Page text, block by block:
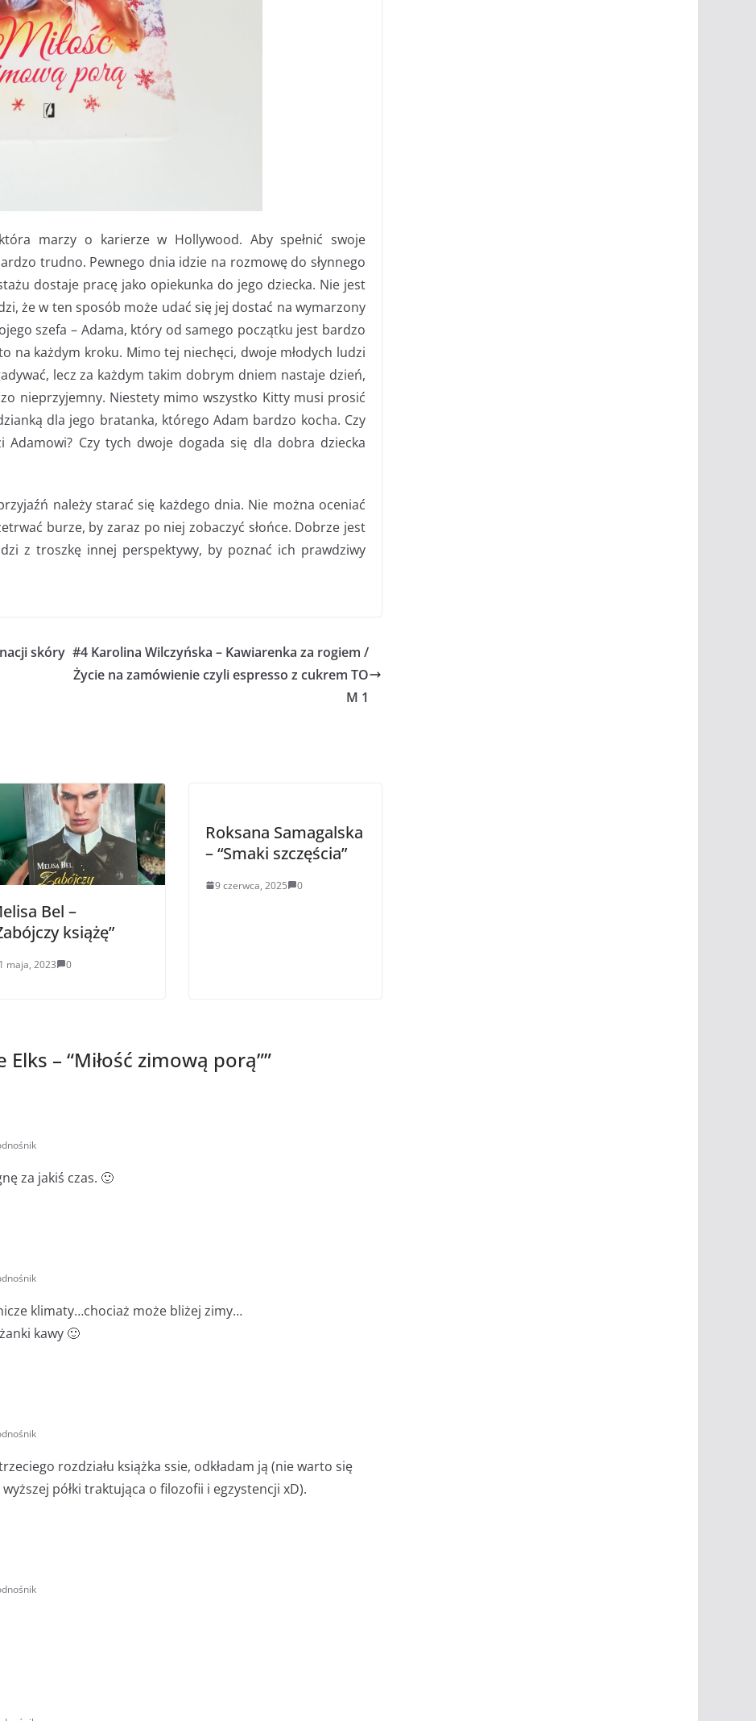
marzy o karierze w Hollywood. Aby spełnić swoje
trudno. Pewnego dnia idzie na rozmowę do słynnego
dostaje pracę jako opiekunka do jego dziecka. Nie jest
że w ten sposób może udać się jej dostać na wymarzony
szefa – Adama, który od samego początku jest bardzo
na każdym kroku. Mimo tej niechęci, dwoje młodych ludzi
lecz za każdym takim dobrym dniem nastaje dzień,
nieprzyjemny. Niestety mimo wszystko Kitty musi prosić
dla jego bratanka, którego Adam bardzo kocha. Czy
Czy tych dwoje dogada się dla dobra dziecka
należy starać się każdego dnia. Nie można oceniać
burze, by zaraz po niej zobaczyć słońce. Dobrze jest
z troszkę innej perspektywy, by poznać ich prawdziwy
skóry #4 Karolina Wilczyńska – Kawiarenka za rogiem /
Życie na zamówienie czyli espresso z cukrem TO
M 1
Bel –
książę”
1 maja, 2023 0
Roksana Samagalska
– “Smaki szczęścia”
9 czerwca, 2025 0
Elks – “Miłość zimową porą””
za jakiś czas. 🙂
klimaty…chociaż może bliżej zimy…
kawy 🙂
rozdziału książka ssie, odkładam ją (nie warto się
półki traktująca o filozofii i egzystencji xD).